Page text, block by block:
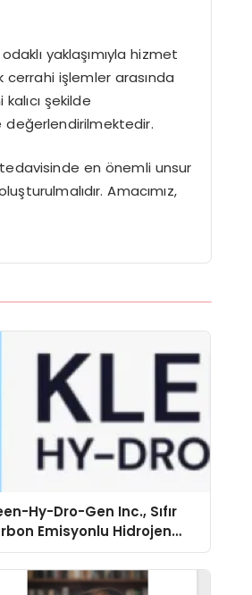
yaklaşımıyla hizmet
cerrahi işlemler arasında
şekilde
değerlendirilmektedir.
tedavisinde en önemli unsur
Amacımız,
Hy-Dro-Gen Inc., Sıfır
Emisyonlu Hidrojen
Teknolojisinde ISO ve
Düzenleyici Onaylarını